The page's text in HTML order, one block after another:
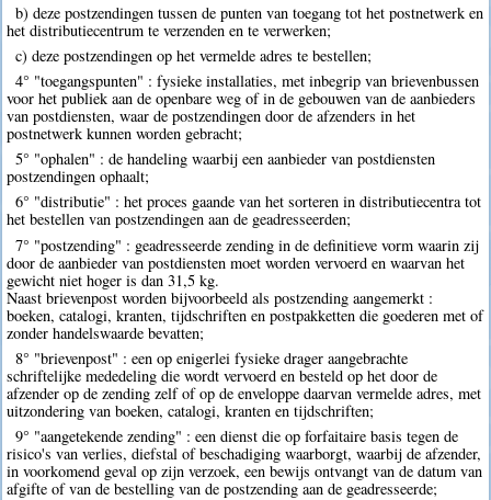
b) deze postzendingen tussen de punten van toegang tot het postnetwerk en
het distributiecentrum te verzenden en te verwerken;
c) deze postzendingen op het vermelde adres te bestellen;
4° "toegangspunten" : fysieke installaties, met inbegrip van brievenbussen
voor het publiek aan de openbare weg of in de gebouwen van de aanbieders
van postdiensten, waar de postzendingen door de afzenders in het
postnetwerk kunnen worden gebracht;
5° "ophalen" : de handeling waarbij een aanbieder van postdiensten
postzendingen ophaalt;
6° "distributie" : het proces gaande van het sorteren in distributiecentra tot
het bestellen van postzendingen aan de geadresseerden;
7° "postzending" : geadresseerde zending in de definitieve vorm waarin zij
door de aanbieder van postdiensten moet worden vervoerd en waarvan het
gewicht niet hoger is dan 31,5 kg.
Naast brievenpost worden bijvoorbeeld als postzending aangemerkt :
boeken, catalogi, kranten, tijdschriften en postpakketten die goederen met of
zonder handelswaarde bevatten;
8° "brievenpost" : een op enigerlei fysieke drager aangebrachte
schriftelijke mededeling die wordt vervoerd en besteld op het door de
afzender op de zending zelf of op de enveloppe daarvan vermelde adres, met
uitzondering van boeken, catalogi, kranten en tijdschriften;
9° "aangetekende zending" : een dienst die op forfaitaire basis tegen de
risico's van verlies, diefstal of beschadiging waarborgt, waarbij de afzender,
in voorkomend geval op zijn verzoek, een bewijs ontvangt van de datum van
afgifte of van de bestelling van de postzending aan de geadresseerde;